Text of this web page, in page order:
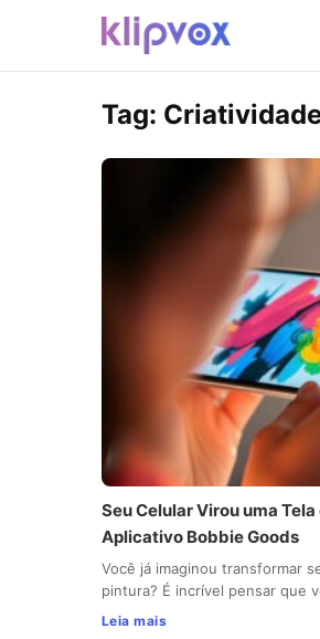
Tag:
Seu Celular Virou uma
Aplicativo Bobbie Goods
Você já imaginou transformar
pintura? É incrível pensar que
Leia mais